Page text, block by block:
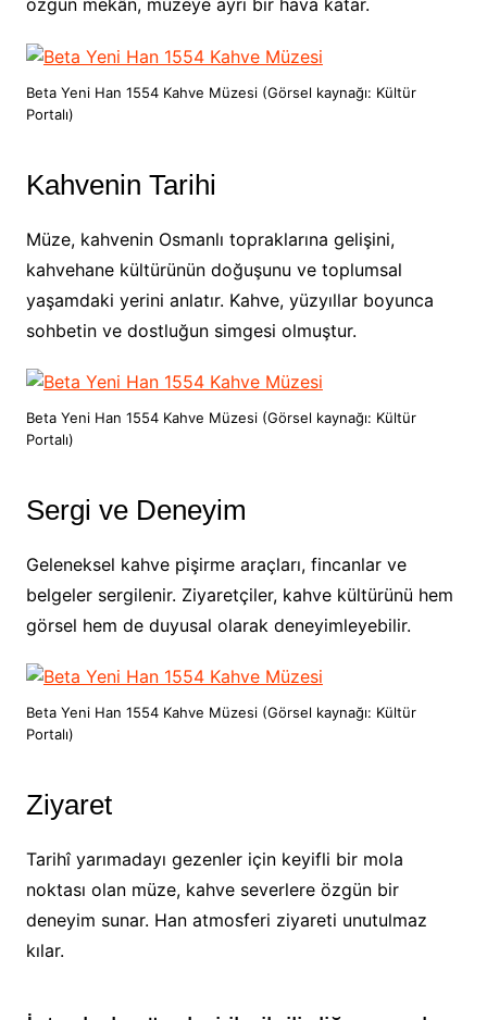
özgün mekân, müzeye ayrı bir hava katar.
Beta Yeni Han 1554 Kahve Müzesi (Görsel kaynağı: Kültür
Portalı)
Kahvenin Tarihi
Müze, kahvenin Osmanlı topraklarına gelişini,
kahvehane kültürünün doğuşunu ve toplumsal
yaşamdaki yerini anlatır. Kahve, yüzyıllar boyunca
sohbetin ve dostluğun simgesi olmuştur.
Beta Yeni Han 1554 Kahve Müzesi (Görsel kaynağı: Kültür
Portalı)
Sergi ve Deneyim
Geleneksel kahve pişirme araçları, fincanlar ve
belgeler sergilenir. Ziyaretçiler, kahve kültürünü hem
görsel hem de duyusal olarak deneyimleyebilir.
Beta Yeni Han 1554 Kahve Müzesi (Görsel kaynağı: Kültür
Portalı)
Ziyaret
Tarihî yarımadayı gezenler için keyifli bir mola
noktası olan müze, kahve severlere özgün bir
deneyim sunar. Han atmosferi ziyareti unutulmaz
kılar.